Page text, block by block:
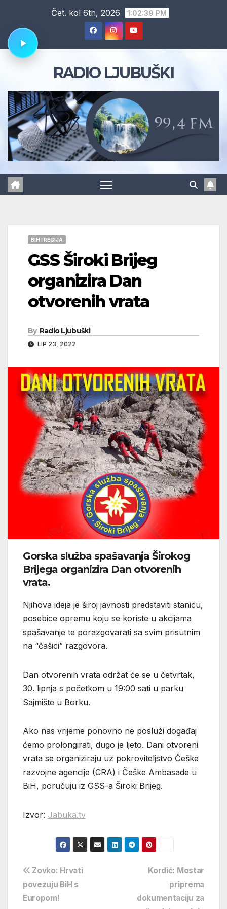
content
Čet. kol 6th, 2026 1:02:40 PM
RADIO LJUBUŠKI
BIH I REGIJA
GSS Široki Brijeg
organizira Dan
otvorenih vrata
By Radio Ljubuški
LIP 23, 2022
Gorska služba spašavanja Širokog
Brijega organizira Dan otvorenih
vrata.
Njihova ideja je široj javnosti predstaviti stanicu,
posebice opremu koju se koriste u akcijama
spašavanje te porazgovarati sa svim prisutnim
na “čašici” razgovora.
Dan otvorenih vrata održat će se u četvrtak,
30. lipnja s početkom u 19:00 sati u parku
Sajmište u Borku.
Ako nas vrijeme ponovno ne posluži događaj
ćemo prolongirati, dugo je ljeto. Dani otvoreni
vrata se organiziraju uz pokroviteljstvo Češke
razvojne agencije (CRA) i Češke Ambasade u
BiH, poručuju iz GSS-a Široki Brijeg.
Izvor: Jabuka.tv
Navigacija
objava
Kordić: Mostar
priprema
dokumentaciju za
Zovko: Hrvati
povezuju BiH s
Europom!